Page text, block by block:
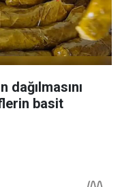
dağılmasını
basit